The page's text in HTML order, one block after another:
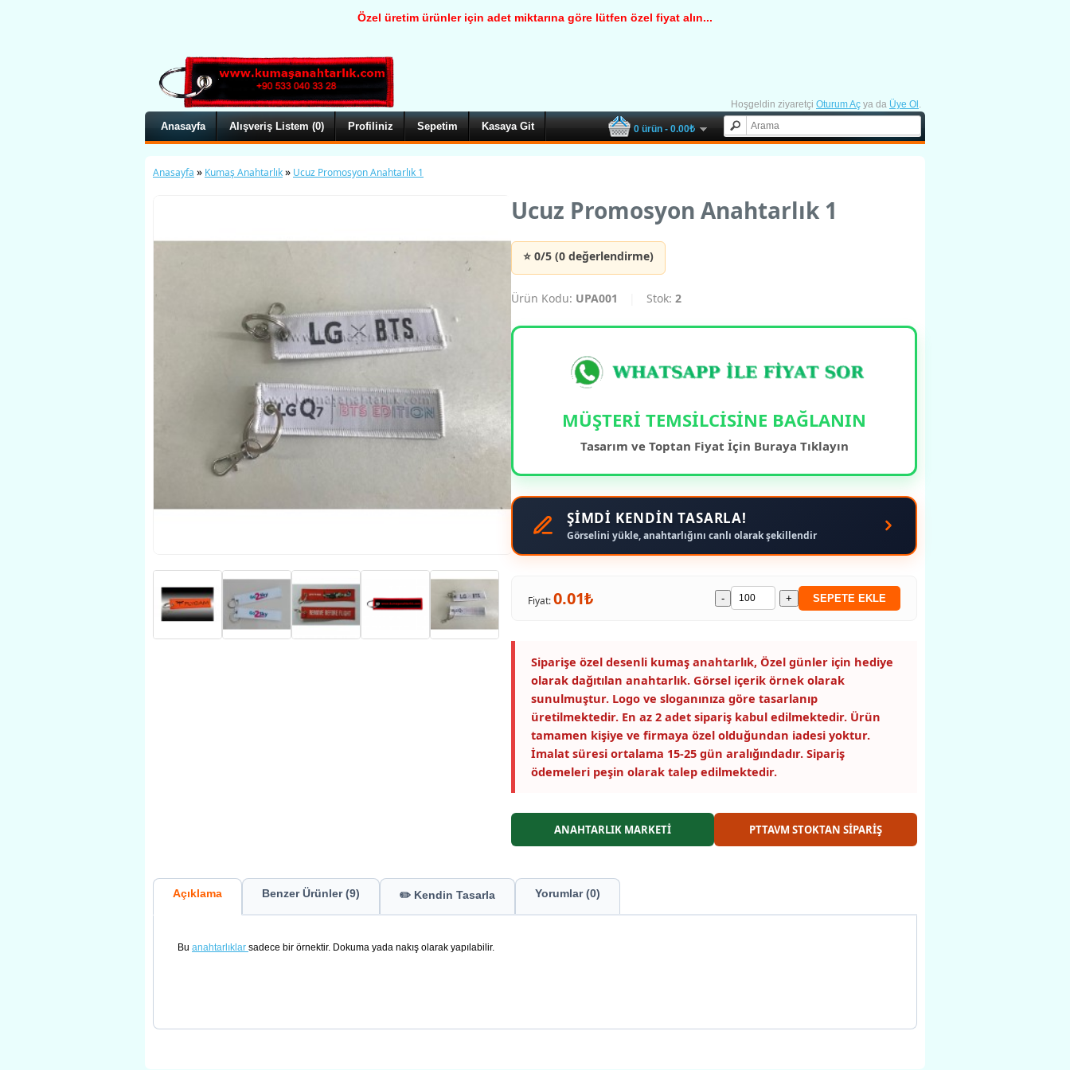
Özel üretim ürünler için adet miktarına göre lütfen özel fiyat alın...
0 ürün - 0.00₺
Hoşgeldin ziyaretçi Oturum Aç ya da Üye Ol .
Anasayfa Alışveriş Listem (0) Profiliniz Sepetim Kasaya Git
Anasayfa » Kumaş Anahtarlık» Ucuz Promosyon Anahtarlık 1
Ucuz Promosyon Anahtarlık 1
⭐ 0/5 (0 değerlendirme)
Ürün Kodu: UPA001 Stok: 2
MÜŞTERİ TEMSİLCİSİNE BAĞLANIN
Tasarım ve Toptan Fiyat İçin Buraya Tıklayın
ŞİMDİ KENDİN TASARLA!
Görselini yükle, anahtarlığını canlı olarak şekillendir
Fiyat:0.01₺ - + SEPETE EKLE
Siparişe özel desenli kumaş anahtarlık, Özel günler için hediye
olarak dağıtılan anahtarlık. Görsel içerik örnek olarak
sunulmuştur. Logo ve sloganınıza göre tasarlanıp
üretilmektedir. En az 2 adet sipariş kabul edilmektedir. Ürün
tamamen kişiye ve firmaya özel olduğundan iadesi yoktur.
İmalat süresi ortalama 15-25 gün aralığındadır. Sipariş
ödemeleri peşin olarak talep edilmektedir.
ANAHTARLIK MARKETİ PTTAVM STOKTAN SİPARİŞ
Açıklama Benzer Ürünler (9) ✏️ Kendin Tasarla Yorumlar (0)
Bu anahtarlıklar sadece bir örnektir. Dokuma yada nakış olarak yapılabilir.